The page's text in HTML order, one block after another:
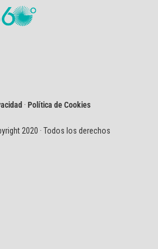
·Política de Cookies
2020 · Todos los derechos